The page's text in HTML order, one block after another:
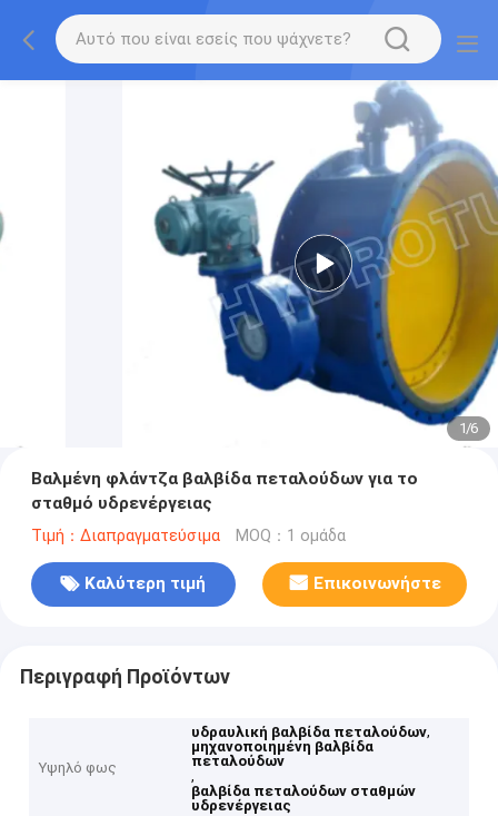
1/6
Βαλμένη φλάντζα βαλβίδα πεταλούδων για το
σταθμό υδρενέργειας
Τιμή：Διαπραγματεύσιμα MOQ：1 ομάδα
Καλύτερη τιμή Επικοινωνήστε
Περιγραφή Προϊόντων
Υψηλό φως
υδραυλική βαλβίδα πεταλούδων,
μηχανοποιημένη βαλβίδα
πεταλούδων
,
βαλβίδα πεταλούδων σταθμών
υδρενέργειας